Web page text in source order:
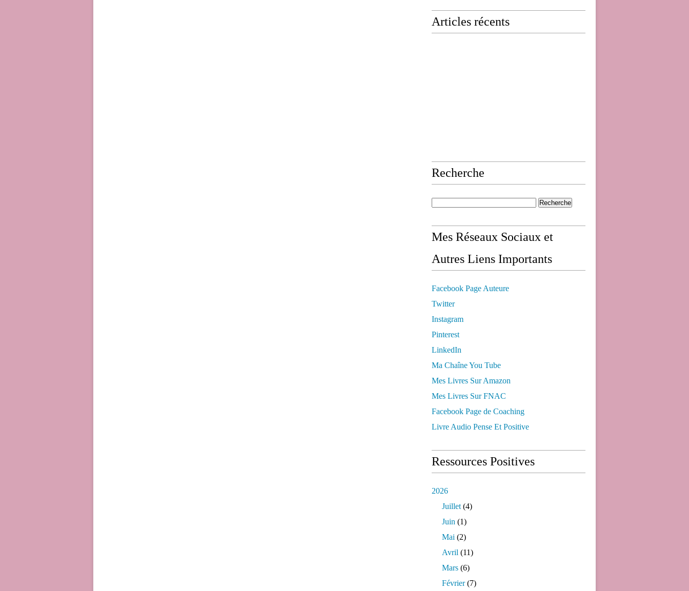
Articles récents
Recherche
Mes Réseaux Sociaux et
Autres Liens Importants
Facebook Page Auteure
Twitter
Instagram
Pinterest
LinkedIn
Ma Chaîne You Tube
Mes Livres Sur Amazon
Mes Livres Sur FNAC
Facebook Page de Coaching
Livre Audio Pense Et Positive
Ressources Positives
2026
Juillet (4)
Juin (1)
Mai (2)
Avril (11)
Mars (6)
Février(7)